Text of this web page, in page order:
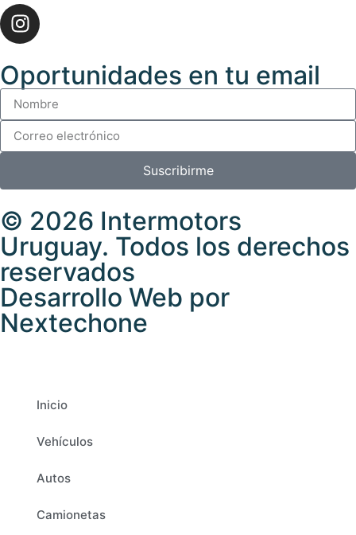
Oportunidades en tu email
Suscribirme
© 2026 Intermotors
Uruguay. Todos los derechos
reservados
Desarrollo Web por
Nextechone
Inicio
Vehículos
Autos
Camionetas